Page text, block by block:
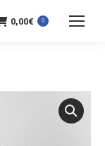
0,00€ 0